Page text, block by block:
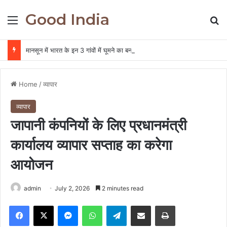
Menu
Good India
Home /व्यापार
व्यापार
जापानी कंपनियों के लिए प्रधानमंत्री
कार्यालय व्यापार सप्ताह का करेगा
आयोजन
admin July 2, 2026 2 minutes read
Facebook
X MessengerWhatsAppTelegramShare via Email Print